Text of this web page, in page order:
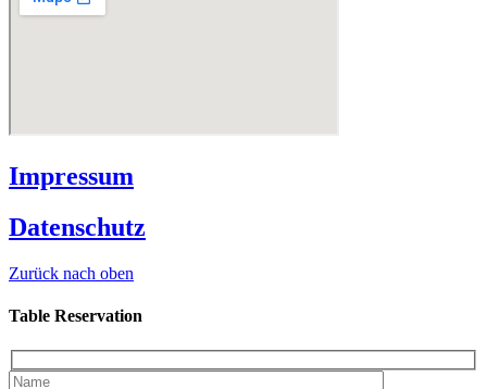
Impressum
Datenschutz
Zurück nach oben
Table Reservation